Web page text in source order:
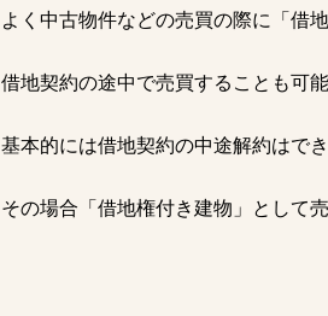
よく中古物件などの売買の際に「借
借地契約の途中で売買することも可能
基本的には借地契約の中途解約はでき
その場合「借地権付き建物」として